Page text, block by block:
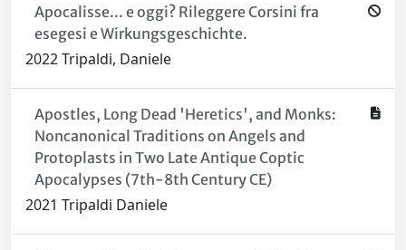
Apocalisse... e oggi? Rileggere Corsini fra
esegesi e Wirkungsgeschichte.
2022 Tripaldi, Daniele
Apostles, Long Dead 'Heretics', and Monks:
Noncanonical Traditions on Angels and
Protoplasts in Two Late Antique Coptic
Apocalypses (7th-8th Century CE)
2021 Tripaldi Daniele